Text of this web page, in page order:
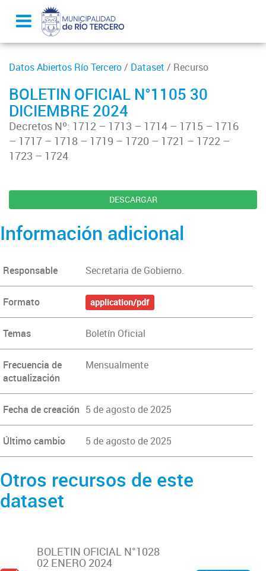
Datos Abiertos Río Tercero/ Dataset / Recurso
BOLETIN OFICIAL N°1105 30
DICIEMBRE 2024
Decretos Nº: 1712 – 1713 – 1714 – 1715 – 1716
– 1717 – 1718 – 1719 – 1720 – 1721 – 1722 –
1723 – 1724
DESCARGAR
Información adicional
Responsable Secretaria de Gobierno.
Formato application/pdf
Temas Boletín Oficial
Frecuencia de
actualización
Mensualmente
Fecha de creación 5 de agosto de 2025
Último cambio 5 de agosto de 2025
Otros recursos de este
dataset
BOLETIN OFICIAL N°1028
02 ENERO 2024